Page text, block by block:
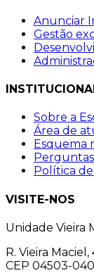
Anunciar
Gestão
Sobre a
Área de
Esquema
Política
VISITE-NOS
Unidade Vieira
R. Vieira
CEP 04503-